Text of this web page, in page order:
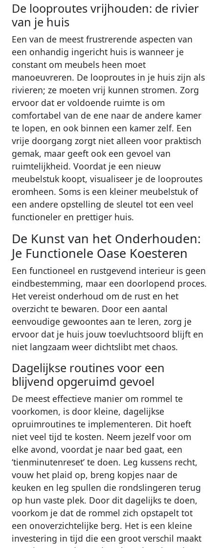
De looproutes vrijhouden: de rivier
van je huis
Een van de meest frustrerende aspecten van
een onhandig ingericht huis is wanneer je
constant om meubels heen moet
manoeuvreren. De looproutes in je huis zijn als
rivieren; ze moeten vrij kunnen stromen. Zorg
ervoor dat er voldoende ruimte is om
comfortabel van de ene naar de andere kamer
te lopen, en ook binnen een kamer zelf. Een
vrije doorgang zorgt niet alleen voor praktisch
gemak, maar geeft ook een gevoel van
ruimtelijkheid. Voordat je een nieuw
meubelstuk koopt, visualiseer je de looproutes
eromheen. Soms is een kleiner meubelstuk of
een andere opstelling de sleutel tot een veel
functioneler en prettiger huis.
De Kunst van het Onderhouden:
Je Functionele Oase Koesteren
Een functioneel en rustgevend interieur is geen
eindbestemming, maar een doorlopend proces.
Het vereist onderhoud om de rust en het
overzicht te bewaren. Door een aantal
eenvoudige gewoontes aan te leren, zorg je
ervoor dat je huis jouw toevluchtsoord blijft en
niet langzaam weer dichtslibt met chaos.
Dagelijkse routines voor een
blijvend opgeruimd gevoel
De meest effectieve manier om rommel te
voorkomen, is door kleine, dagelijkse
opruimroutines te implementeren. Dit hoeft
niet veel tijd te kosten. Neem jezelf voor om
elke avond, voordat je naar bed gaat, een
‘tienminutenreset’ te doen. Leg kussens recht,
vouw het plaid op, breng kopjes naar de
keuken en leg spullen die rondslingeren terug
op hun vaste plek. Door dit dagelijks te doen,
voorkom je dat de rommel zich opstapelt tot
een onoverzichtelijke berg. Het is een kleine
investering in tijd die een groot verschil maakt